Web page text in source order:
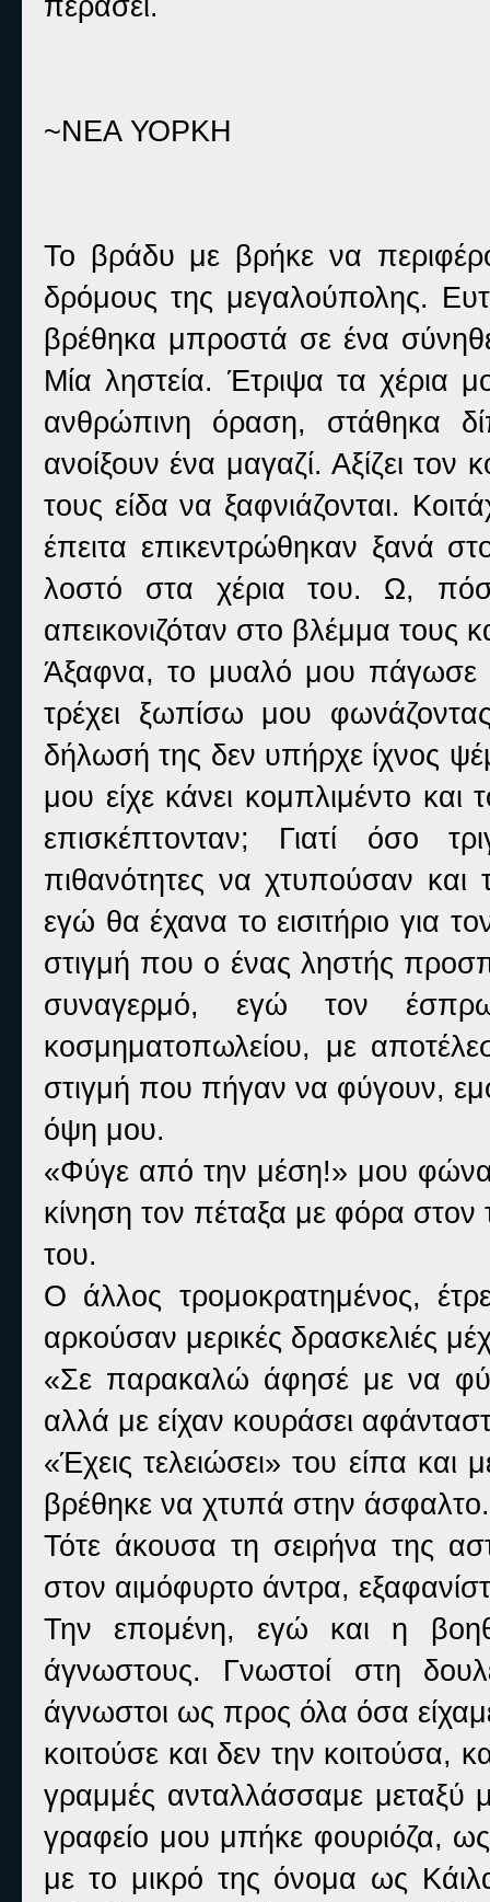
~ΝΕΑ ΥΟΡΚΗ
Το βράδυ με βρήκε να
δρόμους της μεγαλούπολης.
βρέθηκα μπροστά σε ένα
Μία ληστεία. Έτριψα τα χέρια
ανθρώπινη όραση, στάθηκα
ανοίξουν ένα μαγαζί. Αξίζει
τους είδα να ξαφνιάζονται.
έπειτα επικεντρώθηκαν ξανά
λοστό στα χέρια του. Ω,
απεικονιζόταν στο βλέμμα τους
Άξαφνα, το μυαλό μου πάγωσε
τρέχει ξωπίσω μου
δήλωσή της δεν υπήρχε ίχνος
μου είχε κάνει κομπλιμέντο
επισκέπτονταν; Γιατί όσο
πιθανότητες να χτυπούσαν
εγώ θα έχανα το εισιτήριο
στιγμή που ο ένας ληστής
συναγερμό, εγώ τον
κοσμηματοπωλείου, με
στιγμή που πήγαν να φύγουν,
όψη μου.
«Φύγε από την μέση!» μου
κίνηση τον πέταξα με φόρα στον
του.
Ο άλλος τρομοκρατημένος,
αρκούσαν μερικές δρασκελιές
«Σε παρακαλώ άφησέ με να
αλλά με είχαν κουράσει
«Έχεις τελειώσει» του είπα και
βρέθηκε να χτυπά στην άσφαλτο.
Τότε άκουσα τη σειρήνα της
στον αιμόφυρτο άντρα,
Την επομένη, εγώ και η
άγνωστους. Γνωστοί στη
άγνωστοι ως προς όλα όσα
κοιτούσε και δεν την κοιτούσα,
γραμμές ανταλλάσσαμε μεταξύ
γραφείο μου μπήκε φουριόζα,
με το μικρό της όνομα ως